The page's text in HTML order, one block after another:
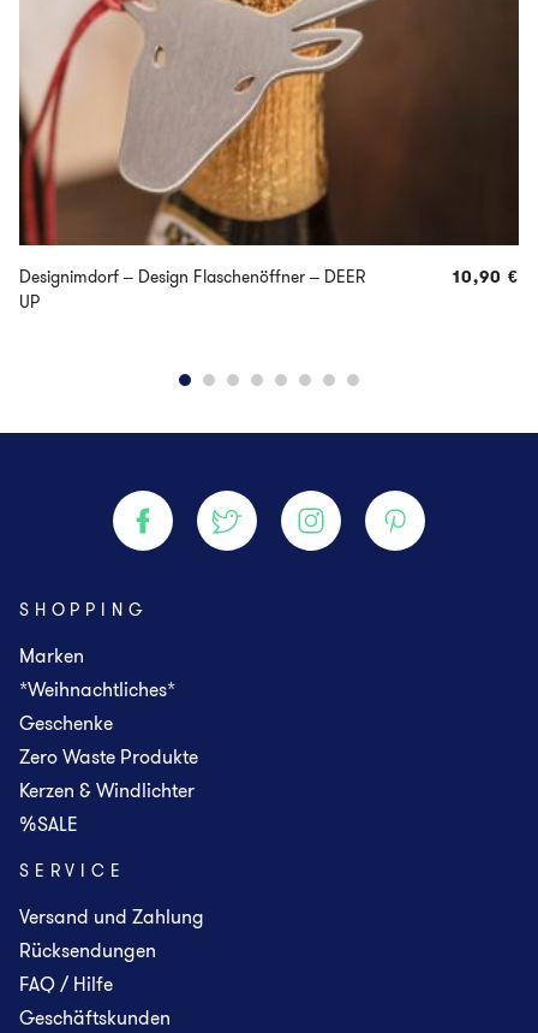
Designimdorf – Design Flaschenöffner – DEER
UP
10,90 €
SHOPPING
Marken
*Weihnachtliches*
Geschenke
Zero Waste Produkte
Kerzen & Windlichter
%SALE
SERVICE
Versand und Zahlung
Rücksendungen
FAQ / Hilfe
Geschäftskunden